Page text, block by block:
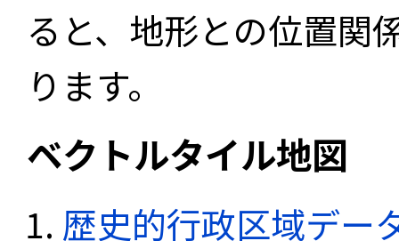
ると、地形との位置関
ります。
ベクトルタイル地図
歴史的行政区域デー